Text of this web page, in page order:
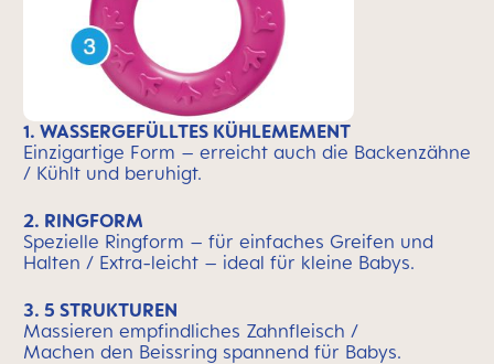
1. WASSERGEFÜLLTES KÜHLEMEMENT
Einzigartige Form – erreicht auch die Backenzähne
/ Kühlt und beruhigt.
2. RINGFORM
Spezielle Ringform – für einfaches Greifen und
Halten / Extra-leicht – ideal für kleine Babys.
3. 5 STRUKTUREN
Massieren empfindliches Zahnfleisch /
Machen den Beissring spannend für Babys.